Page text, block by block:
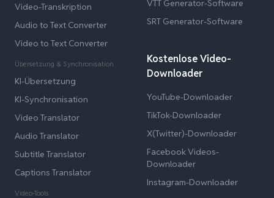
Video-Transkription
Audio to Text Converter
Video to Text Converter
Übersetzung & Synchronisation
KI-Übersetzung
KI-Synchronisation
Video Translator
Audio Translator
Subtitle Translator
Captions Translator
Video-Tools
VTT Generator-Software
SRT Generator-Software
Kostenlose Video-
Downloader
YouTube-Downloader
TikTok-Downloader
X(Twitter)-Downloader
Facebook Videos-
Downloader
Instagram-Downloader